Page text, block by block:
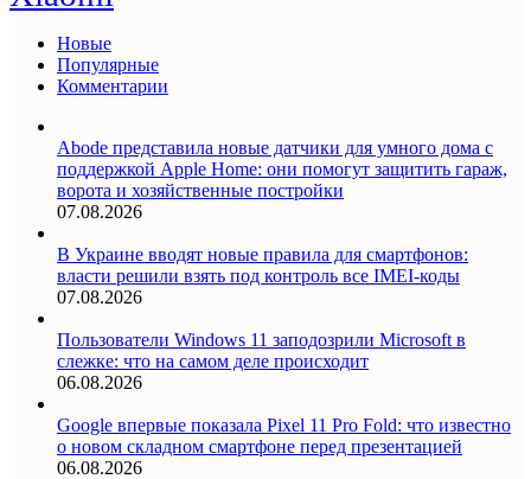
Новые
Популярные
Комментарии
Abode представила новые датчики для умного дома с
поддержкой Apple Home: они помогут защитить гараж,
ворота и хозяйственные постройки
07.08.2026
В Украине вводят новые правила для смартфонов:
власти решили взять под контроль все IMEI-коды
07.08.2026
Пользователи Windows 11 заподозрили Microsoft в
слежке: что на самом деле происходит
06.08.2026
Google впервые показала Pixel 11 Pro Fold: что известно
о новом складном смартфоне перед презентацией
06.08.2026